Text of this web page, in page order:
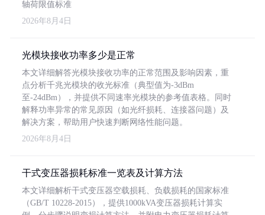
轴荷限值标准
2026年8月4日
光模块接收功率多少是正常
本文详细解答光模块接收功率的正常范围及影响因素，重
点分析千兆光模块的收光标准（典型值为-3dBm
至-24dBm），并提供不同速率光模块的参考值表格。同时
解释功率异常的常见原因（如光纤损耗、连接器问题）及
解决方案，帮助用户快速判断网络性能问题。
2026年8月4日
干式变压器损耗标准一览表及计算方法
本文详细解析干式变压器空载损耗、负载损耗的国家标准
（GB/T 10228-2015），提供1000kVA变压器损耗计算实